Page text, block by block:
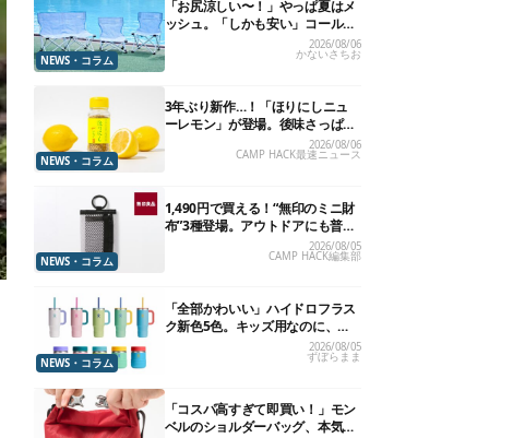
NEWS・コラム
「お尻涼しい〜！」やっぱ夏はメ
ッシュ。「しかも安い」コールマ
ン今年の新作は、カラーもさわや
かです
2026/08/06
かないさちお
NEWS・コラム
3年ぶり新作…！「ほりにしニュ
ーレモン」が登場。後味さっぱり
の万能スパイス！【8月21日発
2026/08/06
CAMP HACK最速ニュース
NEWS・コラム
1,490円で買える！“無印のミニ財
布”3種登場。アウトドアにも普段
2026/08/05
CAMP HACK編集部
NEWS・コラム
「全部かわいい」ハイドロフラス
ク新色5色。キッズ用なのに、大
2026/08/05
ずぼらまま
「コスパ高すぎて即買い！」モン
ベルのショルダーバッグ、本気で